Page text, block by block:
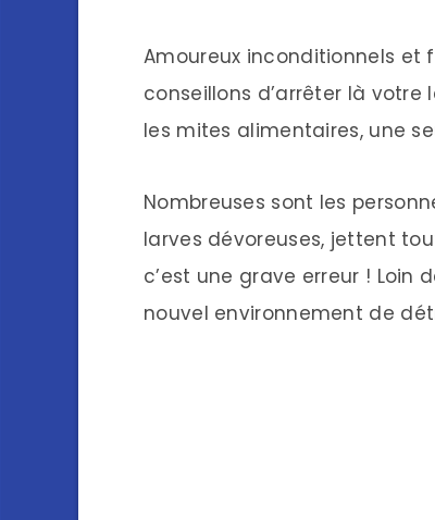
Amoureux inconditionnels et
conseillons d’arrêter là
les mites alimentaires, une
Nombreuses sont les
larves dévoreuses, jettent
c’est une grave erreur !
nouvel environnement de